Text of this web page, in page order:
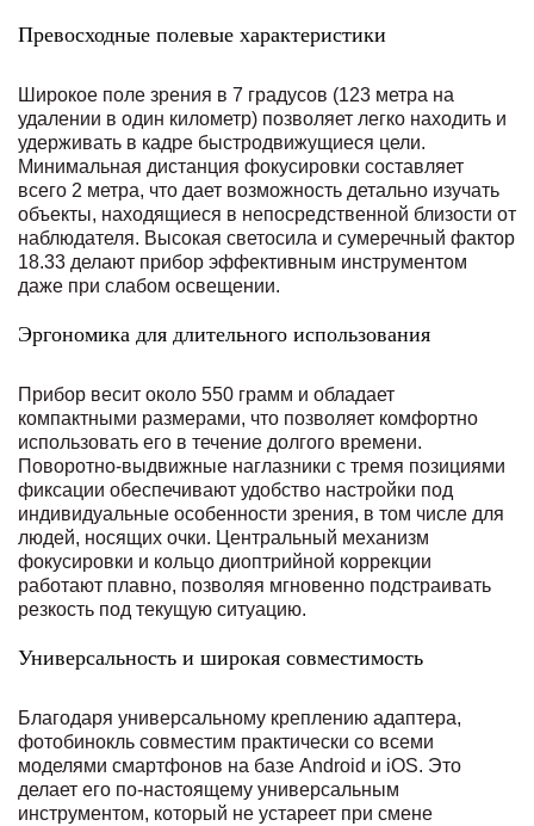
Превосходные полевые характеристики
Широкое поле зрения в 7 градусов (123 метра на
удалении в один километр) позволяет легко находить и
удерживать в кадре быстродвижущиеся цели.
Минимальная дистанция фокусировки составляет
всего 2 метра, что дает возможность детально изучать
объекты, находящиеся в непосредственной близости от
наблюдателя. Высокая светосила и сумеречный фактор
18.33 делают прибор эффективным инструментом
даже при слабом освещении.
Эргономика для длительного использования
Прибор весит около 550 грамм и обладает
компактными размерами, что позволяет комфортно
использовать его в течение долгого времени.
Поворотно-выдвижные наглазники с тремя позициями
фиксации обеспечивают удобство настройки под
индивидуальные особенности зрения, в том числе для
людей, носящих очки. Центральный механизм
фокусировки и кольцо диоптрийной коррекции
работают плавно, позволяя мгновенно подстраивать
резкость под текущую ситуацию.
Универсальность и широкая совместимость
Благодаря универсальному креплению адаптера,
фотобинокль совместим практически со всеми
моделями смартфонов на базе Android и iOS. Это
делает его по-настоящему универсальным
инструментом, который не устареет при смене